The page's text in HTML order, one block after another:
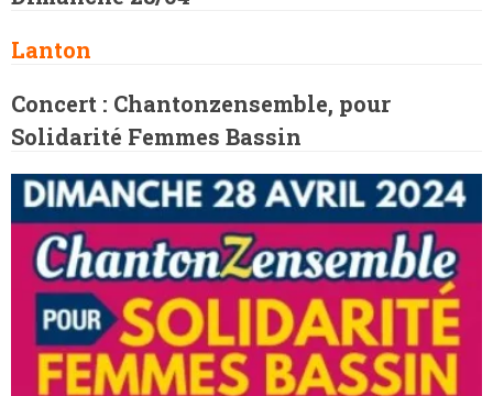
Lanton
Concert : Chantonzensemble, pour
Solidarité Femmes Bassin